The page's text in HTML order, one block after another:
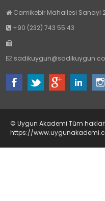
Camikebir Mahallesi Sanayi
+90 (232) 743 55 43
© Uygun Akademi Tüm hakları
https://